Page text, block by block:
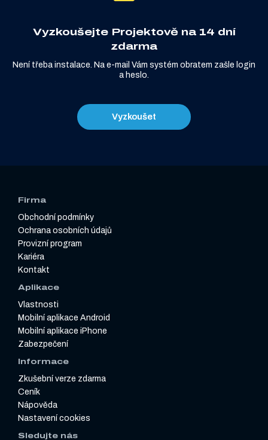
Vyzkoušejte Projektově na 14 dní
zdarma
Není třeba instalace. Na e-mail Vám systém obratem zašle login
a heslo.
Vyzkoušet
Firma
Obchodní podmínky
Ochrana osobních údajů
Provizní program
Kariéra
Kontakt
Aplikace
Vlastnosti
Mobilní aplikace Android
Mobilní aplikace iPhone
Zabezpečení
Informace
Zkušební verze zdarma
Ceník
Nápověda
Nastavení cookies
Sledujte nás